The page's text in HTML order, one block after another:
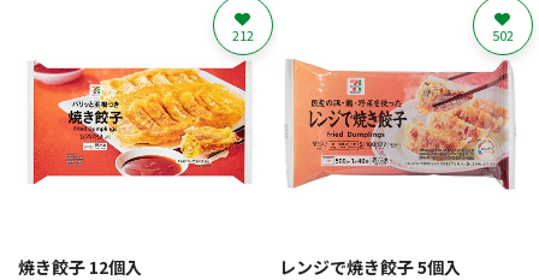
焼き餃子 12個入
212
レンジで焼き餃子 5個入
502